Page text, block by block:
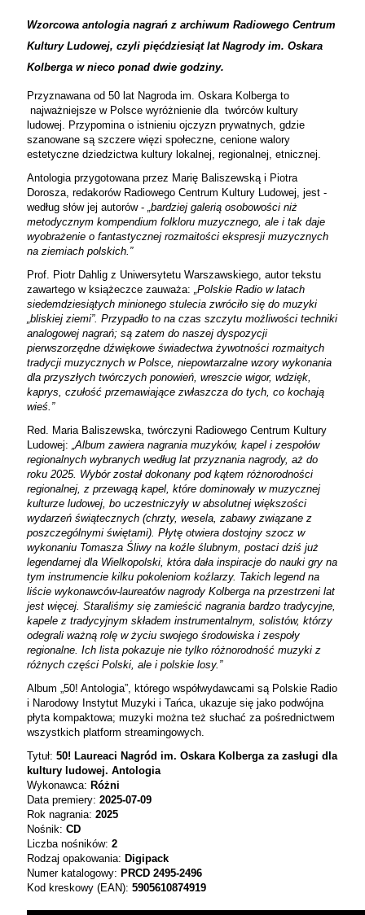
Wzorcowa antologia nagrań z archiwum Radiowego Centrum
Kultury Ludowej, czyli pięćdziesiąt lat Nagrody im. Oskara
Kolberga w nieco ponad dwie godziny.
Przyznawana od 50 lat Nagroda im. Oskara Kolberga to
najważniejsze w Polsce wyróżnienie dla twórców kultury
ludowej. Przypomina o istnieniu ojczyzn prywatnych, gdzie
szanowane są szczere więzi społeczne, cenione walory
estetyczne dziedzictwa kultury lokalnej, regionalnej, etnicznej.
Antologia przygotowana przez Marię Baliszewską i Piotra
Dorosza, redakorów Radiowego Centrum Kultury Ludowej, jest -
według słów jej autorów - „bardziej galerią osobowości niż
metodycznym kompendium folkloru muzycznego, ale i tak daje
wyobrażenie o fantastycznej rozmaitości ekspresji muzycznych
na ziemiach polskich.”
Prof. Piotr Dahlig z Uniwersytetu Warszawskiego, autor tekstu
zawartego w książeczce zauważa: „Polskie Radio w latach
siedemdziesiątych minionego stulecia zwróciło się do muzyki
„bliskiej ziemi”. Przypadło to na czas szczytu możliwości techniki
analogowej nagrań; są zatem do naszej dyspozycji
pierwszorzędne dźwiękowe świadectwa żywotności rozmaitych
tradycji muzycznych w Polsce, niepowtarzalne wzory wykonania
dla przyszłych twórczych ponowień, wreszcie wigor, wdzięk,
kaprys, czułość przemawiające zwłaszcza do tych, co kochają
wieś.”
Red. Maria Baliszewska, twórczyni Radiowego Centrum Kultury
Ludowej: „Album zawiera nagrania muzyków, kapel i zespołów
regionalnych wybranych według lat przyznania nagrody, aż do
roku 2025. Wybór został dokonany pod kątem różnorodności
regionalnej, z przewagą kapel, które dominowały w muzycznej
kulturze ludowej, bo uczestniczyły w absolutnej większości
wydarzeń świątecznych (chrzty, wesela, zabawy związane z
poszczególnymi świętami). Płytę otwiera dostojny szocz w
wykonaniu Tomasza Śliwy na koźle ślubnym, postaci dziś już
legendarnej dla Wielkopolski, która dała inspiracje do nauki gry na
tym instrumencie kilku pokoleniom koźlarzy. Takich legend na
liście wykonawców-laureatów nagrody Kolberga na przestrzeni lat
jest więcej. Staraliśmy się zamieścić nagrania bardzo tradycyjne,
kapele z tradycyjnym składem instrumentalnym, solistów, którzy
odegrali ważną rolę w życiu swojego środowiska i zespoły
regionalne. Ich lista pokazuje nie tylko różnorodność muzyki z
różnych części Polski, ale i polskie losy.”
Album „50! Antologia”, którego współwydawcami są Polskie Radio
i Narodowy Instytut Muzyki i Tańca, ukazuje się jako podwójna
płyta kompaktowa; muzyki można też słuchać za pośrednictwem
wszystkich platform streamingowych.
Tytuł: 50! Laureaci Nagród im. Oskara Kolberga za zasługi dla
kultury ludowej. Antologia
Wykonawca: Różni
Data premiery: 2025-07-09
Rok nagrania: 2025
Nośnik: CD
Liczba nośników: 2
Rodzaj opakowania: Digipack
Numer katalogowy: PRCD 2495-2496
Kod kreskowy (EAN): 5905610874919